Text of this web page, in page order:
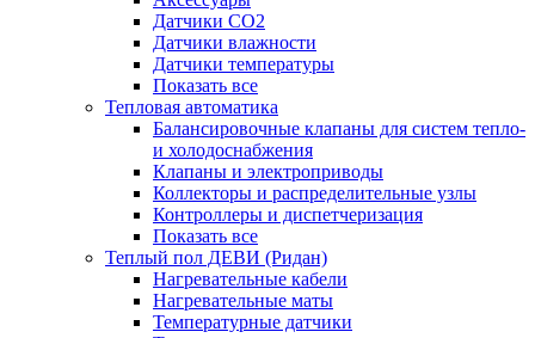
Датчики CO2
Датчики влажности
Датчики температуры
Показать все
Тепловая автоматика
Балансировочные клапаны для систем тепло-
и холодоснабжения
Клапаны и электроприводы
Коллекторы и распределительные узлы
Контроллеры и диспетчеризация
Показать все
Теплый пол ДЕВИ (Ридан)
Нагревательные кабели
Нагревательные маты
Температурные датчики